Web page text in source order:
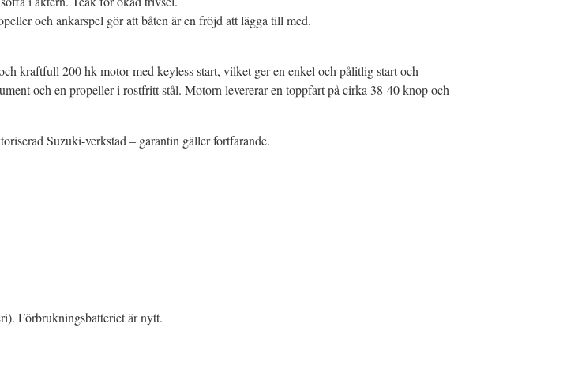
och ankarspel gör att båten är en fröjd att lägga till med.
kraftfull 200 hk motor med keyless start, vilket ger en enkel och pålitlig start och
och en propeller i rostfritt stål. Motorn levererar en toppfart på cirka 38-40 knop och
Suzuki-verkstad – garantin gäller fortfarande.
Förbrukningsbatteriet är nytt.